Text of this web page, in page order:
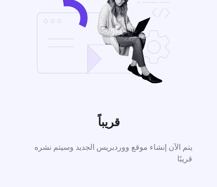
قريباً
يتم الآن إنشاء موقع ووردبريس الجديد وسيتم نشره
قريبًا